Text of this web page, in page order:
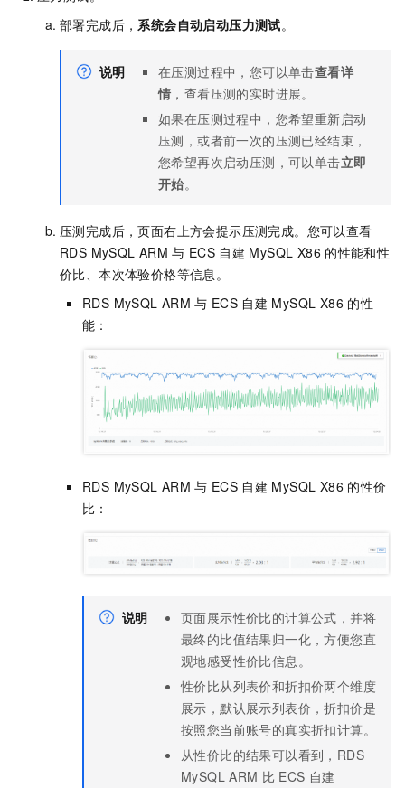
部署完成后，系统会自动启动压力测试。
说明 在压测过程中，您可以单击查看详
情 ，查看压测的实时进展。
如果在压测过程中，您希望重新启动
压测，或者前一次的压测已经结束，
您希望再次启动压测，可以单击立即
开始。
压测完成后，页面右上方会提示压测完成。您可以查看
RDS MySQL ARM 与 ECS 自建 MySQL X86 的性能和性
价比、本次体验价格等信息。
RDS MySQL ARM 与 ECS 自建 MySQL X86 的性
能：
RDS MySQL ARM 与 ECS 自建 MySQL X86 的性价
比：
说明
页面展示性价比的计算公式，并将
最终的比值结果归一化，方便您直
观地感受性价比信息。
性价比从列表价和折扣价两个维度
展示，默认展示列表价，折扣价是
按照您当前账号的真实折扣计算。
从性价比的结果可以看到，RDS
MySQL ARM 比 ECS 自建